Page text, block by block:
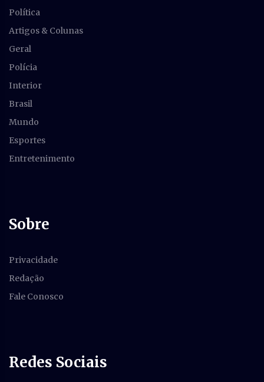
Política
Artigos & Colunas
Geral
Polícia
Interior
Brasil
Mundo
Esportes
Entretenimento
Sobre
Privacidade
Redação
Fale Conosco
Redes Sociais